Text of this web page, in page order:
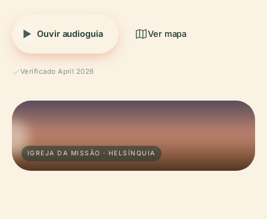
Ouvir audioguia Ver mapa
Verificado April 2026
IGREJA DA MISSÃO · HELSÍNQUIA